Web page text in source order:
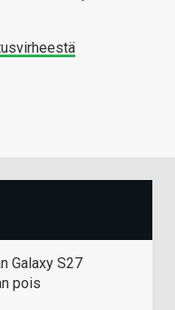
Galaxy S27
pois